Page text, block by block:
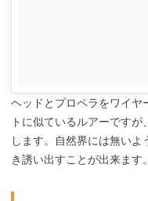
ヘッドとプロペラをワイヤ
トに似ているルアーです
します。自然界には無いよ
き誘い出すことが出来ます。